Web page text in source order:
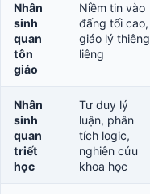
Nhân
sinh
quan
tôn
giáo
Niềm tin vào
đấng tối cao,
giáo lý thiêng
liêng
Nhân
sinh
quan
triết
học
Tư duy lý
luận, phân
tích logic,
nghiên cứu
khoa học